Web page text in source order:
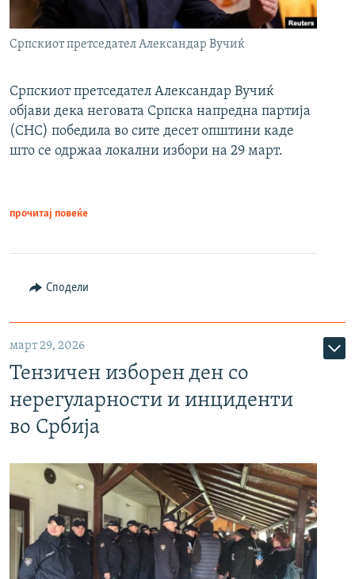
Српскиот претседател Александар Вучиќ
Српскиот претседател Александар Вучиќ
објави дека неговата Српска напредна партија
(СНС) победила во сите десет општини каде
што се одржаа локални избори на 29 март.
прочитај повеќе
Сподели
март 29, 2026
Тензичен изборен ден со
нерегуларности и инциденти
во Србија